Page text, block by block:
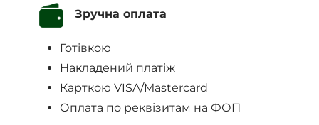
Зручна оплата
Готівкою
Накладений платіж
Карткою VISA/Mastercard
Оплата по реквізитам на ФОП